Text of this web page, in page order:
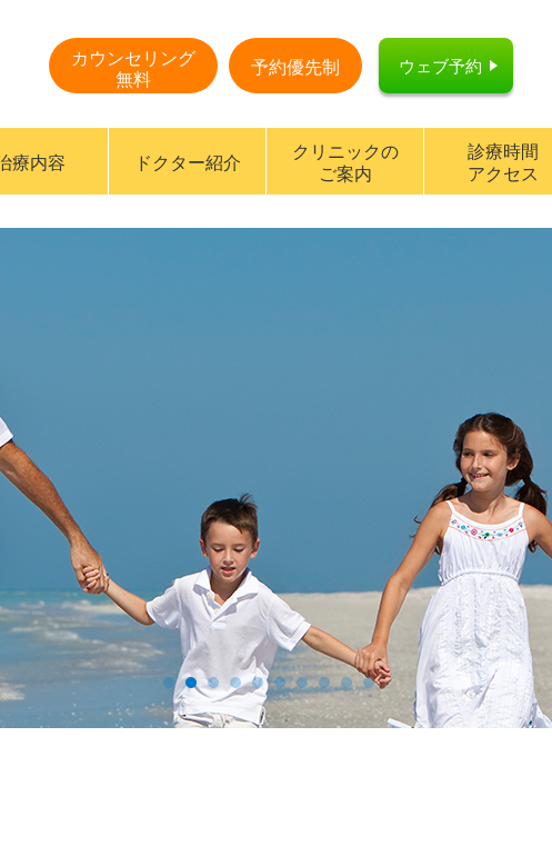
カウンセリング
無料
予約優先制 ウェブ予約
療内容 ドクター紹介
クリニックの
ご案内
診療時間
アクセス